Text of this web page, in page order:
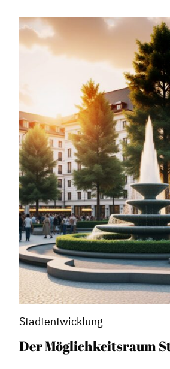
Formate
Stadtmarketing
Handlungsräume
Netzwerkmanagement
Stadtraumgestaltung
Projektmanagement
Contentmanagement
Datenmanagement
Serviceleistungen
Kooperationen
Service
Blog
Podcast
News
Informiert bleiben
Presse
Mosaik
Stadtentwicklung
Der Möglichkeitsraum